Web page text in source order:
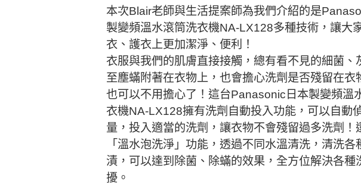
本次Blair老師與生活提案師為我們介紹的是
製變頻溫水滾筒洗衣機NA-LX128多種技術，讓大
衣、護衣上更加潔淨、便利！
衣服與我們的肌膚直接接觸，總有看不見的細菌、
至塵蟎附著在衣物上，也會擔心洗劑是否殘留在衣
也可以不用擔心了！這台Panasonic日本製變頻溫
衣機NA-LX128擁有洗劑自動投入功能，可以自動
量，投入適當的洗劑，讓衣物不會殘留過多洗劑！
「溫水泡洗淨」功能，透過不同水溫清洗，清洗各
漬，可以達到除菌、除蟎的效果，全方位解決各種
擾。